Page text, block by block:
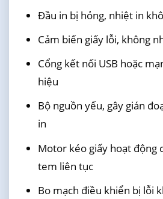
Đầu in bị hỏng, nhiệt in
Cảm biến giấy lỗi, không
Cổng kết nối USB hoặc
hiệu
Bộ nguồn yếu, gây gián
in
Motor kéo giấy hoạt động
tem liên tục
Bo mạch điều khiển bị lỗi